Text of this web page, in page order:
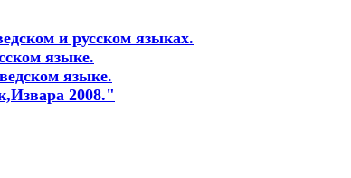
и русском языках.
языке.
языке.
2008."